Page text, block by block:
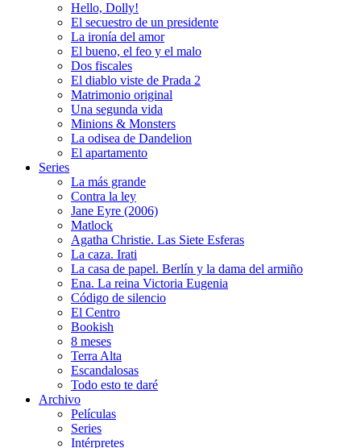
Hello, Dolly!
El secuestro de un presidente
La ironía del amor
El bueno, el feo y el malo
Dos fiscales
El diablo viste de Prada 2
Matrimonio original
Una segunda vida
Minions & Monsters
La odisea de Dandelion
El apartamento
Series
La más grande
Contra la ley
Jane Eyre (2006)
Matlock
Agatha Christie. Las Siete Esferas
La caza. Irati
La casa de papel. Berlín y la dama del armiño
Ena. La reina Victoria Eugenia
Código de silencio
El Centro
Bookish
8 meses
Terra Alta
Escandalosas
Todo esto te daré
Archivo
Películas
Series
Intérpretes